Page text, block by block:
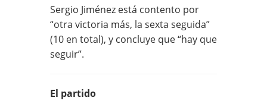
Sergio Jiménez está contento por
“otra victoria más, la sexta seguida”
(10 en total), y concluye que “hay que
seguir”.
El partido